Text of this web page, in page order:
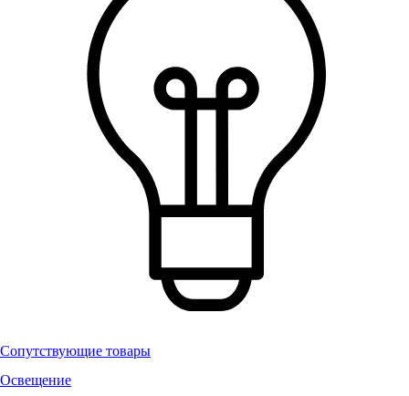
Сопутствующие товары
Освещение